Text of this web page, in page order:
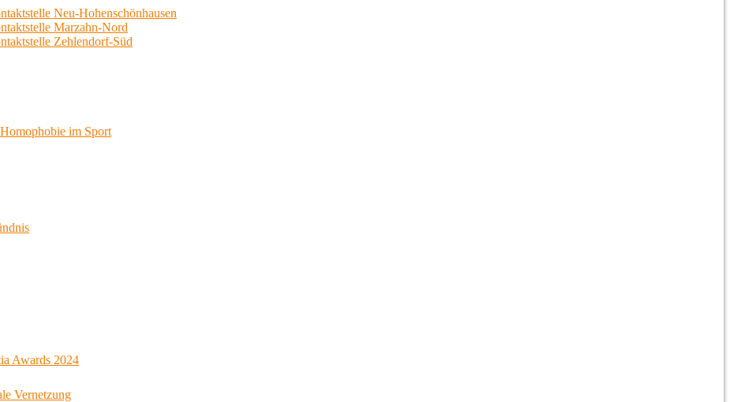
Neu-Hohenschönhausen
Marzahn-Nord
Zehlendorf-Süd
im Sport
Awards 2024
Vernetzung